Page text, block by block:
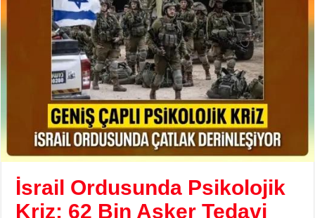
İsrail Ordusunda Psikolojik
Kriz: 62 Bin Asker Tedavi